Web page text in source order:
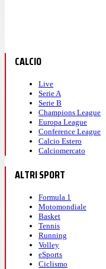
CALCIO
Live
Serie A
Serie B
Champions League
Europa League
Conference League
Calcio Estero
Calciomercato
ALTRI SPORT
Formula 1
Motomondiale
Basket
Tennis
Running
Volley
eSports
Ciclismo